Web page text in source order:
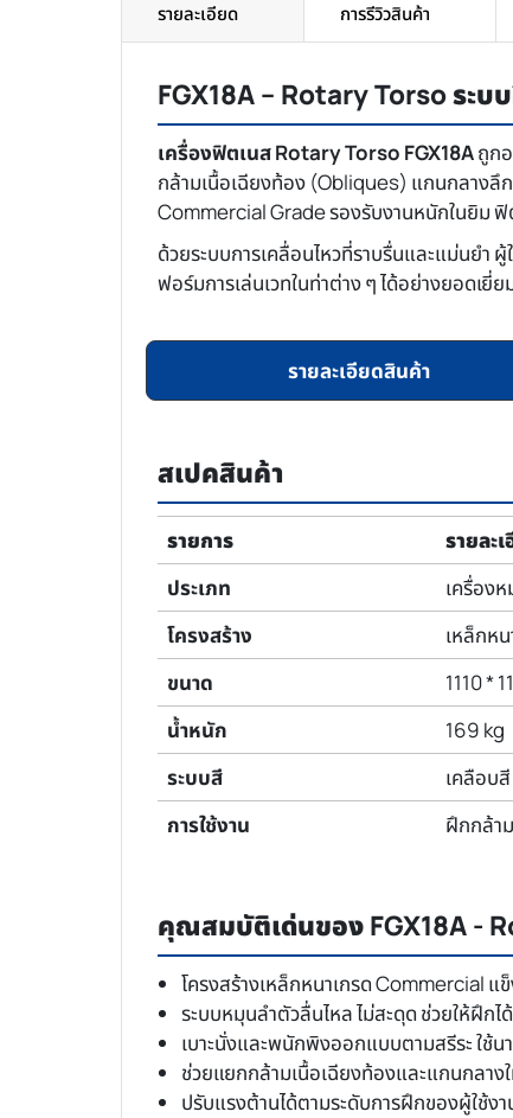
รายละเอียด
FGX18A – Rotary Torso ร
เครื่องฟิตเนส Rotary Torso FGX18Aถูก
กล้ามเนื้อเฉียงท้อง (Obliques) แกนกลางลึก
Commercial Grade รองรับงานหนักในยิม
ด้วยระบบการเคลื่อนไหวที่ราบรื่นและแม่นยำ
ฟอร์มการเล่นเวทในท่าต่าง ๆ ได้อย่างยอดเยี่ย
รายละเอียดสินค้า
สเปคสินค้า
รายการ
รายละ
ประเภท
เครื่อง
โครงสร้าง
เหล็กห
ขนาด
1110 *
น้ำหนัก
169 kg
ระบบสี
เคลือบ
การใช้งาน
ฝึกกล้า
คุณสมบัติเด่นของ FGX18A -
โครงสร้างเหล็กหนาเกรด Commercial แ
ระบบหมุนลำตัวลื่นไหล ไม่สะดุด ช่วยให้ฝึกไ
เบาะนั่งและพนักพิงออกแบบตามสรีระ ใช้น
ช่วยแยกกล้ามเนื้อเฉียงท้องและแกนกลาง
ปรับแรงต้านได้ตามระดับการฝึกของผู้ใช้งา
การรีวิวสินค้า